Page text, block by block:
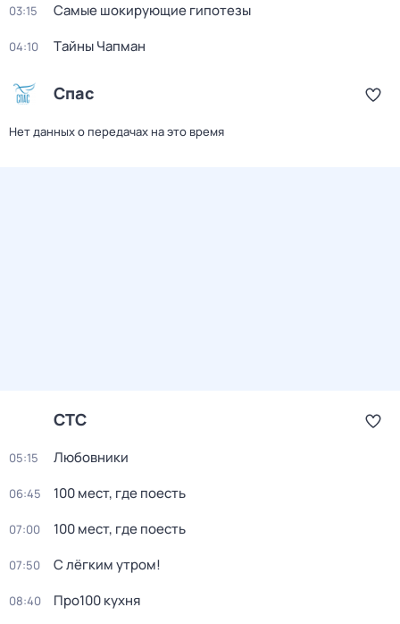
03:15 Самые шoкиpующие гипотезы
04:10 Тaйны Чапман
Спас
Нет данных о передачах на это время
СТС
05:15 Любовники
06:45 100 мест, где поесть
07:00 100 мест, где поесть
07:50 С лёгким утром!
08:40 Про100 кухня